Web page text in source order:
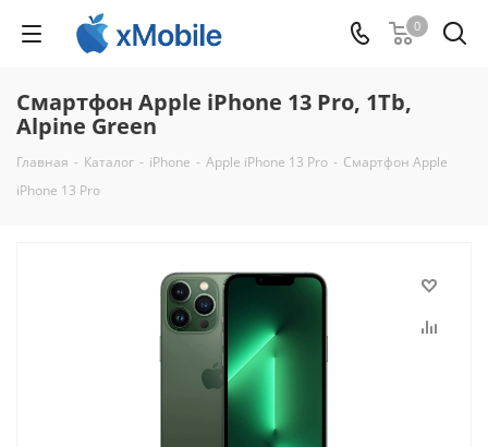
0
Смартфон Apple iPhone 13 Pro, 1Tb,
Alpine Green
Главная - Каталог - iPhone - Apple iPhone 13 Pro - Смартфон Apple
iPhone 13 Pro